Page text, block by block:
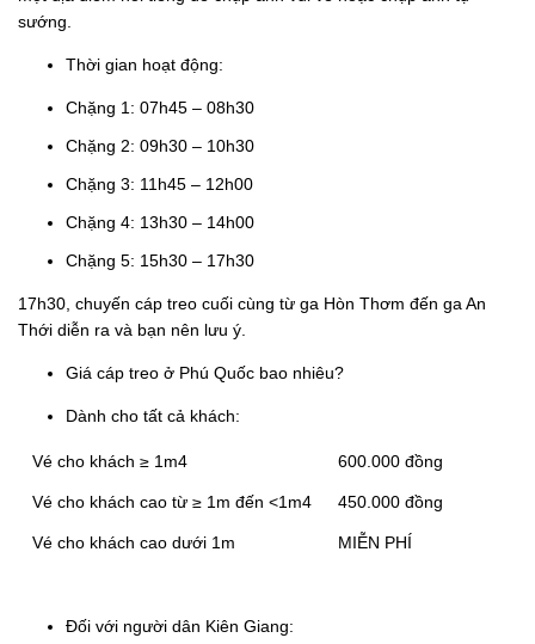
sướng.
Thời gian hoạt động:
Chặng 1: 07h45 – 08h30
Chặng 2: 09h30 – 10h30
Chặng 3: 11h45 – 12h00
Chặng 4: 13h30 – 14h00
Chặng 5: 15h30 – 17h30
17h30, chuyến cáp treo cuối cùng từ ga Hòn Thơm đến ga An
Thới diễn ra và bạn nên lưu ý.
Giá cáp treo ở Phú Quốc bao nhiêu?
Dành cho tất cả khách:
Vé cho khách ≥ 1m4 600.000 đồng
Vé cho khách cao từ ≥ 1m đến <1m4 450.000 đồng
Vé cho khách cao dưới 1m MIỄN PHÍ
Đối với người dân Kiên Giang: